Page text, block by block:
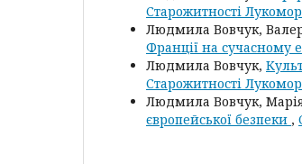
Старожитності
Людмила Вовчук,
Франції на сучасному
Людмила Вовчук,
Старожитності
Людмила Вовчук,
європейської безпеки ,